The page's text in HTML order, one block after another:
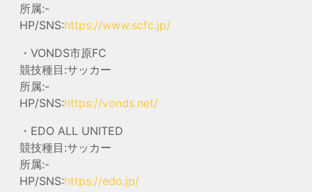
所属:-
HP/SNS:https://www.scfc.jp/
・VONDS市原FC
競技種目:サッカー
所属:-
HP/SNS:https://vonds.net/
・EDO ALL UNITED
競技種目:サッカー
所属:-
HP/SNS:https://edo.jp/